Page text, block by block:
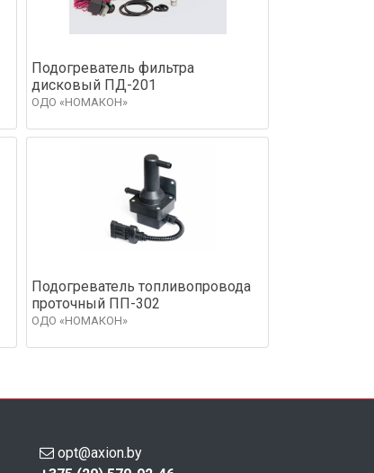
Подогреватель фильтра
дисковый ПД-201
ОДО «НОМАКОН»
Подогреватель топливопровода
проточный ПП-302
ОДО «НОМАКОН»
opt@axion.by